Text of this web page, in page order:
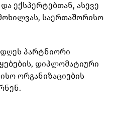
ექსპერტებთან, ასევე
საერთაშორისო
პარტნიორი
დიპლომატიური
ორგანიზაციების